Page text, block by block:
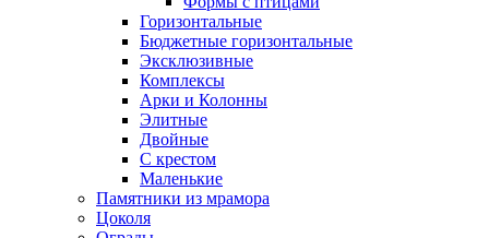
Горизонтальные
Бюджетные горизонтальные
Эксклюзивные
Комплексы
Арки и Колонны
Элитные
Двойные
С крестом
Маленькие
Памятники из мрамора
Цоколя